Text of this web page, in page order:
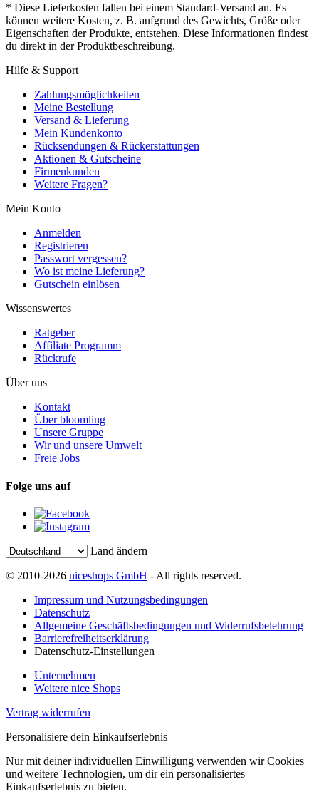
* Diese Lieferkosten fallen bei einem Standard-Versand an. Es
können weitere Kosten, z. B. aufgrund des Gewichts, Größe oder
Eigenschaften der Produkte, entstehen. Diese Informationen findest
du direkt in der Produktbeschreibung.
Hilfe & Support
Zahlungsmöglichkeiten
Meine Bestellung
Versand & Lieferung
Mein Kundenkonto
Rücksendungen & Rückerstattungen
Aktionen & Gutscheine
Firmenkunden
Weitere Fragen?
Mein Konto
Anmelden
Registrieren
Passwort vergessen?
Wo ist meine Lieferung?
Gutschein einlösen
Wissenswertes
Ratgeber
Affiliate Programm
Rückrufe
Über uns
Kontakt
Über bloomling
Unsere Gruppe
Wir und unsere Umwelt
Freie Jobs
Folge uns auf
Land ändern
© 2010-2026 niceshops GmbH - All rights reserved.
Impressum und Nutzungsbedingungen
Datenschutz
Allgemeine Geschäftsbedingungen und Widerrufsbelehrung
Barrierefreiheitserklärung
Datenschutz-Einstellungen
Unternehmen
Weitere nice Shops
Vertrag widerrufen
Personalisiere dein Einkaufserlebnis
Nur mit deiner individuellen Einwilligung verwenden wir Cookies
und weitere Technologien, um dir ein personalisiertes
Einkaufserlebnis zu bieten.